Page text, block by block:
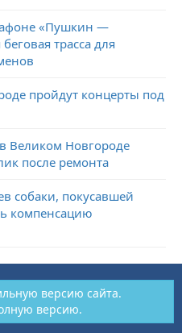
«Пушкин —
трасса для
пройдут концерты под
Великом Новгороде
после ремонта
собаки, покусавшей
компенсацию
версию сайта.
версию.